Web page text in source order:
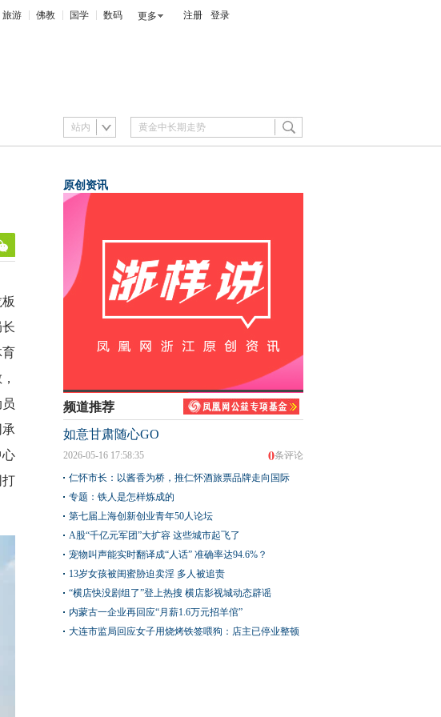
旅游 佛教 国学 数码 更多 注册 登录
站内
育
心
打
原创资讯
频道推荐
如意甘肃随心GO
0条评论
2026-05-16 17:58:35
仁怀市长：以酱香为桥，推仁怀酒旅票品牌走向国际
专题：铁人是怎样炼成的
第七届上海创新创业青年50人论坛
A股“千亿元军团”大扩容 这些城市起飞了
宠物叫声能实时翻译成“人话” 准确率达94.6%？
13岁女孩被闺蜜胁迫卖淫 多人被追责
“横店快没剧组了”登上热搜 横店影视城动态辟谣
内蒙古一企业再回应“月薪1.6万元招羊倌”
大连市监局回应女子用烧烤铁签喂狗：店主已停业整顿